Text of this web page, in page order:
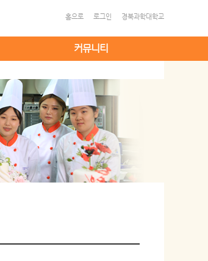
홈으로 로그인 경북과학대학교
커뮤니티